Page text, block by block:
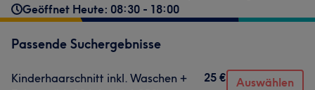
Geöffnet Heute: 08:30 - 18:00
Passende Suchergebnisse
Kinderhaarschnitt inkl. Waschen +
25 € Auswählen